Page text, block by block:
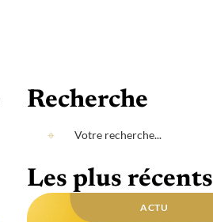
Recherche
Les plus récents
ACTU